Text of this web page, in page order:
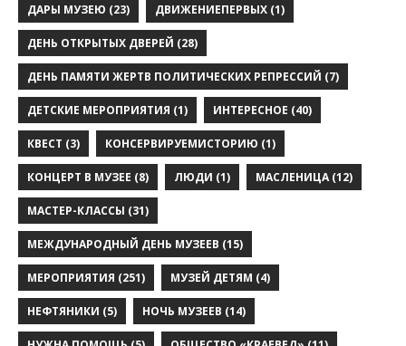
ДАРЫ МУЗЕЮ (23) ДВИЖЕНИЕПЕРВЫХ (1)
ДЕНЬ ОТКРЫТЫХ ДВЕРЕЙ (28)
ДЕНЬ ПАМЯТИ ЖЕРТВ ПОЛИТИЧЕСКИХ РЕПРЕССИЙ (7)
ДЕТСКИЕ МЕРОПРИЯТИЯ (1) ИНТЕРЕСНОЕ (40)
КВЕСТ (3) КОНСЕРВИРУЕМИСТОРИЮ (1)
КОНЦЕРТ В МУЗЕЕ (8) ЛЮДИ (1) МАСЛЕНИЦА(12)
МАСТЕР-КЛАССЫ (31)
МЕЖДУНАРОДНЫЙ ДЕНЬ МУЗЕЕВ (15)
МЕРОПРИЯТИЯ (251) МУЗЕЙ ДЕТЯМ (4)
НЕФТЯНИКИ (5) НОЧЬ МУЗЕЕВ (14)